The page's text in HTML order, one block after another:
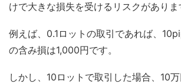
けで大きな損失を受けるリスクがありま
例えば、0.1ロットの取引であれば、
の含み損は1,000円です。
しかし、10ロットで取引した場合、10